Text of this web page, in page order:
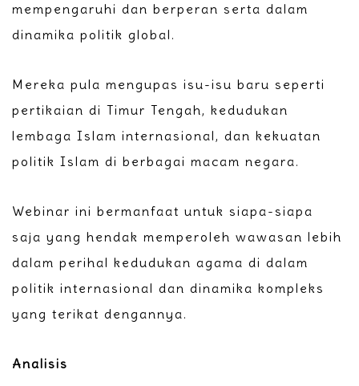
mempengaruhi dan berperan serta dalam
dinamika politik global.
Mereka pula mengupas isu-isu baru seperti
pertikaian di Timur Tengah, kedudukan
lembaga Islam internasional, dan kekuatan
politik Islam di berbagai macam negara.
Webinar ini bermanfaat untuk siapa-siapa
saja yang hendak memperoleh wawasan lebih
dalam perihal kedudukan agama di dalam
politik internasional dan dinamika kompleks
yang terikat dengannya.
Analisis